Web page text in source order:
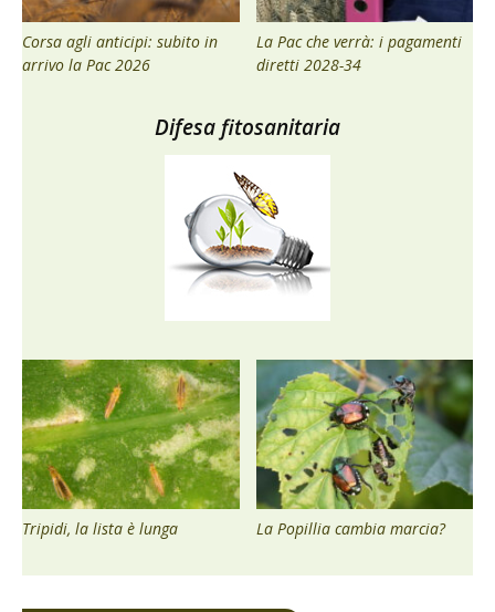
Corsa agli anticipi: subito in
arrivo la Pac 2026
La Pac che verrà: i pagamenti
diretti 2028-34
Difesa fitosanitaria
Tripidi, la lista è lunga La Popillia cambia marcia?